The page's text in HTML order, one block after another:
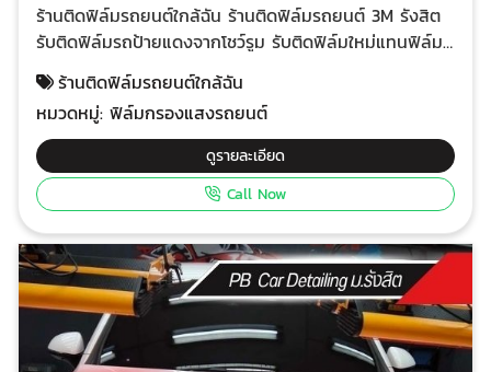
ร้านติดฟิล์มรถยนต์ใกล้ฉัน ร้านติดฟิล์มรถยนต์ 3M รังสิต
รับติดฟิล์มรถป้ายแดงจากโชว์รูม รับติดฟิล์มใหม่แทนฟิล์ม
เก่าคุณภาพต่ำหรือฟิล์มเก่าชำรุดลอกเสียหาย ฟิล์มใสแบบ
นาโน 3M Crystalline สุดยอดนวัตกรรมฟิล์มกรองแสง
เอกสิทธิ์เฉพาะจาก 3M รับประกันคุณภาพฟิล์มและรับประกัน
คุณภาพงานติดตั้งจาก PB Car ฟิล์มกันความร้อน 3M
Crystalline ความสวยของฟิล์มเป็นที่หนึ่งเรื่องความใส
เรียบหรู แต่ลดความร้อนจากแดดได้สูง ในราคาสบาย
เทคโนโลยี ปกป้องเบาะรถ ปกป้องแดชบอร์ดรถยนต์ คอน
โชลรถยนต์และอุปกรณ์ควบคุมอิเล็กทรอนิกส์ภายในรถได้ดี
เยี่ยม 3M Crystalline สามารถกันแดดได้มากกว่าครีม
กันแดดถึง 30 เท่า 3M Crystalline กันความร้อนได้ดี
ภายในห้องโดยสารเย็นไวเมื่อจอดรถตากแดด แอร์รถไม่
ร้านติดฟิล์มรถยนต์ใกล้ฉัน
หมวดหมู่:ฟิล์มกรองแสงรถยนต์
ดูรายละเอียด
Call Now